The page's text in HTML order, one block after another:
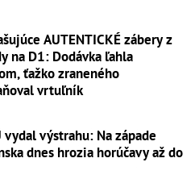
AUTENTICKÉ zábery z
na D1: Dodávka ľahla
ťažko zraneného
vrtuľník
vydal výstrahu: Na západe
dnes hrozia horúčavy až do